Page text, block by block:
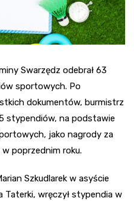
Swarzędz odebrał 63
sportowych. Po
dokumentów, burmistrz
stypendiów, na podstawie
jako nagrody za
poprzednim roku.
Szkudlarek w asyście
Taterki, wręczył stypendia w